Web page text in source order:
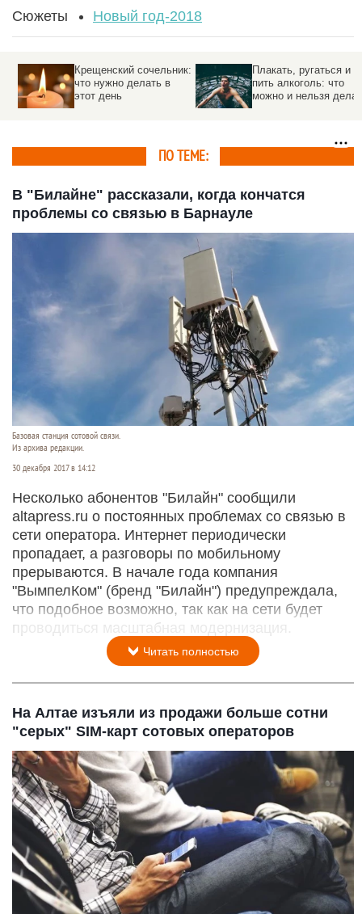
Сюжеты Новый год-2018
Ученые назвали
лучшее средство от
похмелья
Как работаем
последнюю
неделю-2018 и когда
уходим на выходные
ПО ТЕМЕ:
В "Билайне" рассказали, когда кончатся
проблемы со связью в Барнауле
Базовая станция сотовой связи.
Из архива редакции.
30 декабря 2017 в 14:12
Несколько абонентов "Билайн" сообщили
altapress.ru о постоянных проблемах со связью в
сети оператора. Интернет периодически
пропадает, а разговоры по мобильному
прерываются. В начале года компания
"ВымпелКом" (бренд "Билайн") предупреждала,
что подобное возможно, так как на сети будет
проводиться масштабная модернизация.
Читать полностью
На Алтае изъяли из продажи больше сотни
"серых" SIM-карт сотовых операторов